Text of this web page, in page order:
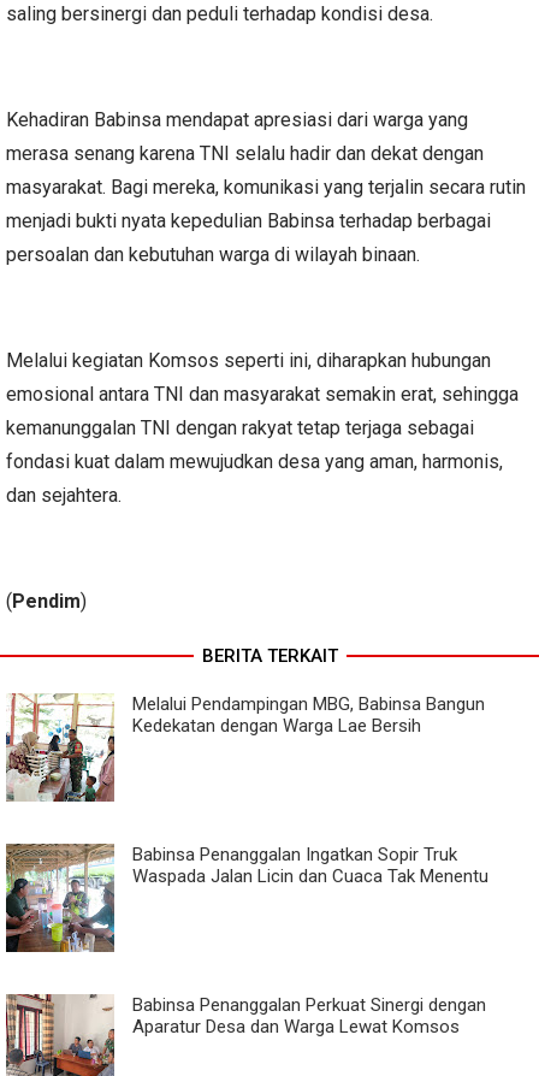
saling bersinergi dan peduli terhadap kondisi desa.
Kehadiran Babinsa mendapat apresiasi dari warga yang
merasa senang karena TNI selalu hadir dan dekat dengan
masyarakat. Bagi mereka, komunikasi yang terjalin secara rutin
menjadi bukti nyata kepedulian Babinsa terhadap berbagai
persoalan dan kebutuhan warga di wilayah binaan.
Melalui kegiatan Komsos seperti ini, diharapkan hubungan
emosional antara TNI dan masyarakat semakin erat, sehingga
kemanunggalan TNI dengan rakyat tetap terjaga sebagai
fondasi kuat dalam mewujudkan desa yang aman, harmonis,
dan sejahtera.
(Pendim)
BERITA TERKAIT
Melalui Pendampingan MBG, Babinsa Bangun
Kedekatan dengan Warga Lae Bersih
Babinsa Penanggalan Ingatkan Sopir Truk
Waspada Jalan Licin dan Cuaca Tak Menentu
Babinsa Penanggalan Perkuat Sinergi dengan
Aparatur Desa dan Warga Lewat Komsos